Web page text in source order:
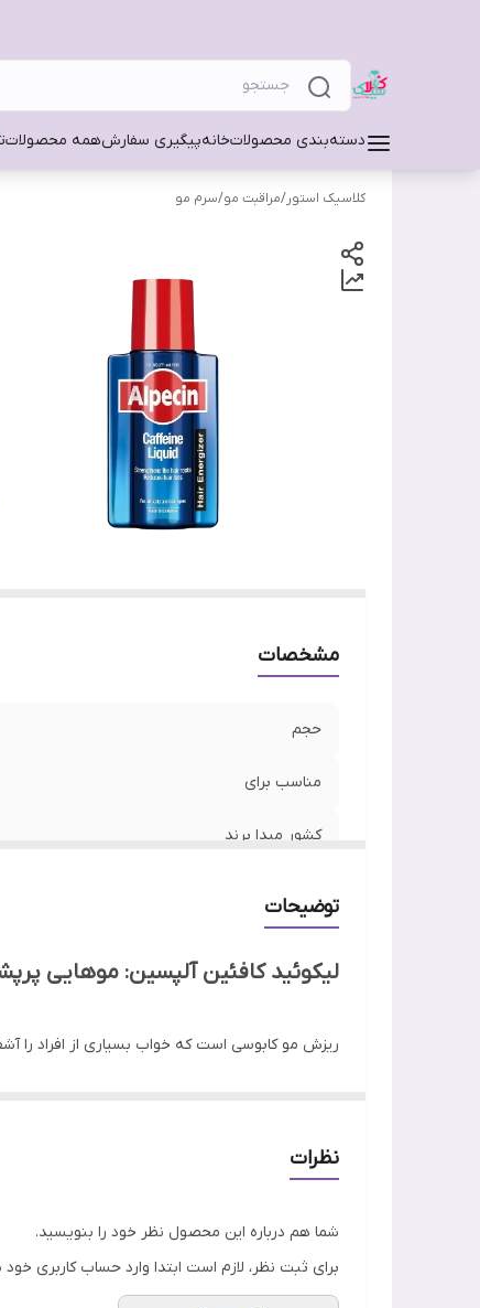
دسته‌بندی محصولاتخانهپیگیری سفارشهمه محصولات
کلاسیک استور/مراقبت مو/سرم مو
مشخصات
حجم
مناسب برای
کشور مبدا برند
اصالت کالا
توضیحات
لیکوئید کافئین آلپسین: موهایی
ریزش مو کابوسی است که خواب بسیاری از افراد را
نظرات
شما هم درباره این محصول نظر خود را بنویسید.
برای ثبت نظر، لازم است ابتدا وارد حساب کاربری